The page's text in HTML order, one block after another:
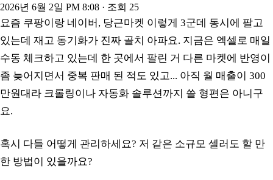
2026년 6월 2일 PM 8:08 · 조회 25
요즘 쿠팡이랑 네이버, 당근마켓 이렇게 3군데 동시에 팔고
있는데 재고 동기화가 진짜 골치 아파요. 지금은 엑셀로 매일
수동 체크하고 있는데 한 곳에서 팔린 거 다른 마켓에 반영이
좀 늦어지면서 중복 판매 된 적도 있고... 아직 월 매출이 300
만원대라 크롤링이나 자동화 솔루션까지 쓸 형편은 아니구
요.
혹시 다들 어떻게 관리하세요? 저 같은 소규모 셀러도 할 만
한 방법이 있을까요?